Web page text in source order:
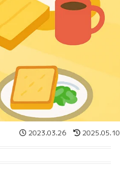
2023.03.26 2025.05.10